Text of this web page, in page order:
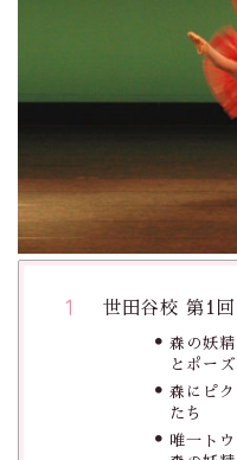
世田谷校 第1
森の妖
とポー
森にピ
たち
唯一ト